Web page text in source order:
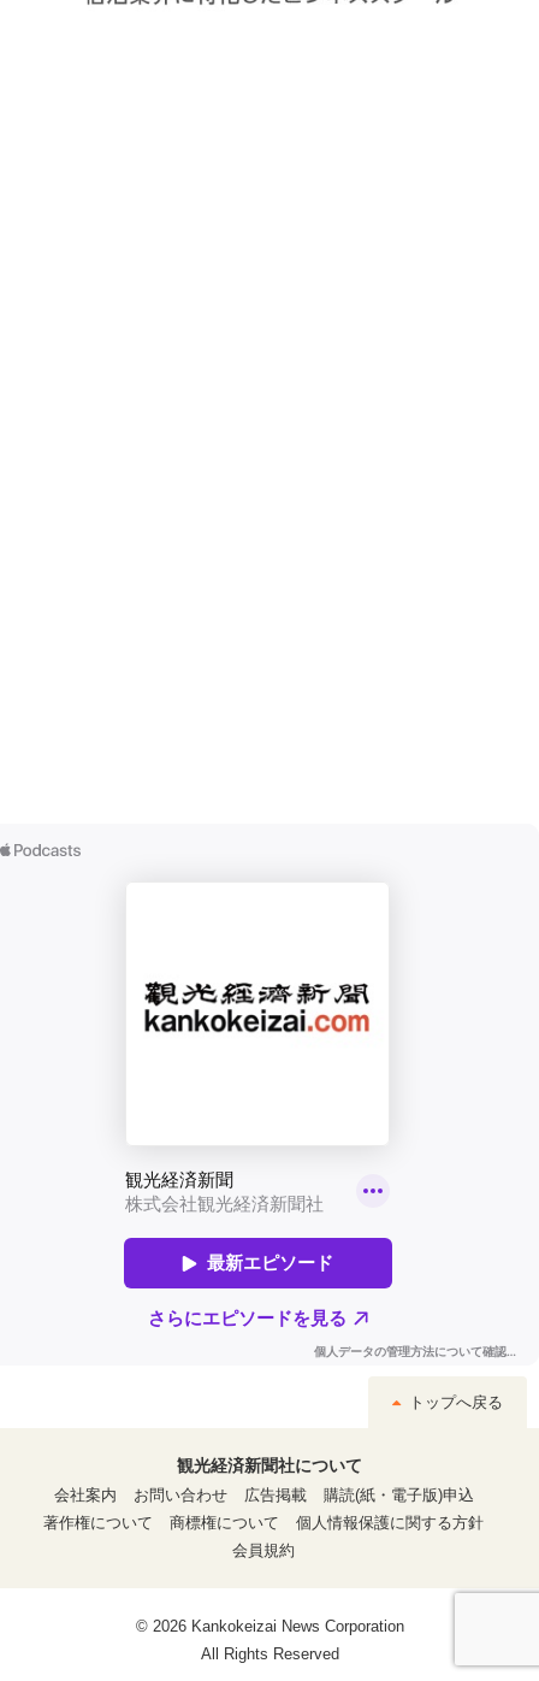
トップへ戻る
観光経済新聞社について
会社案内
お問い合わせ 広告掲載
購読(紙・電子版)申込
著作権について
商標権について
個人情報保護に関する方針
会員規約
© 2026 Kankokeizai News Corporation
All Rights Reserved